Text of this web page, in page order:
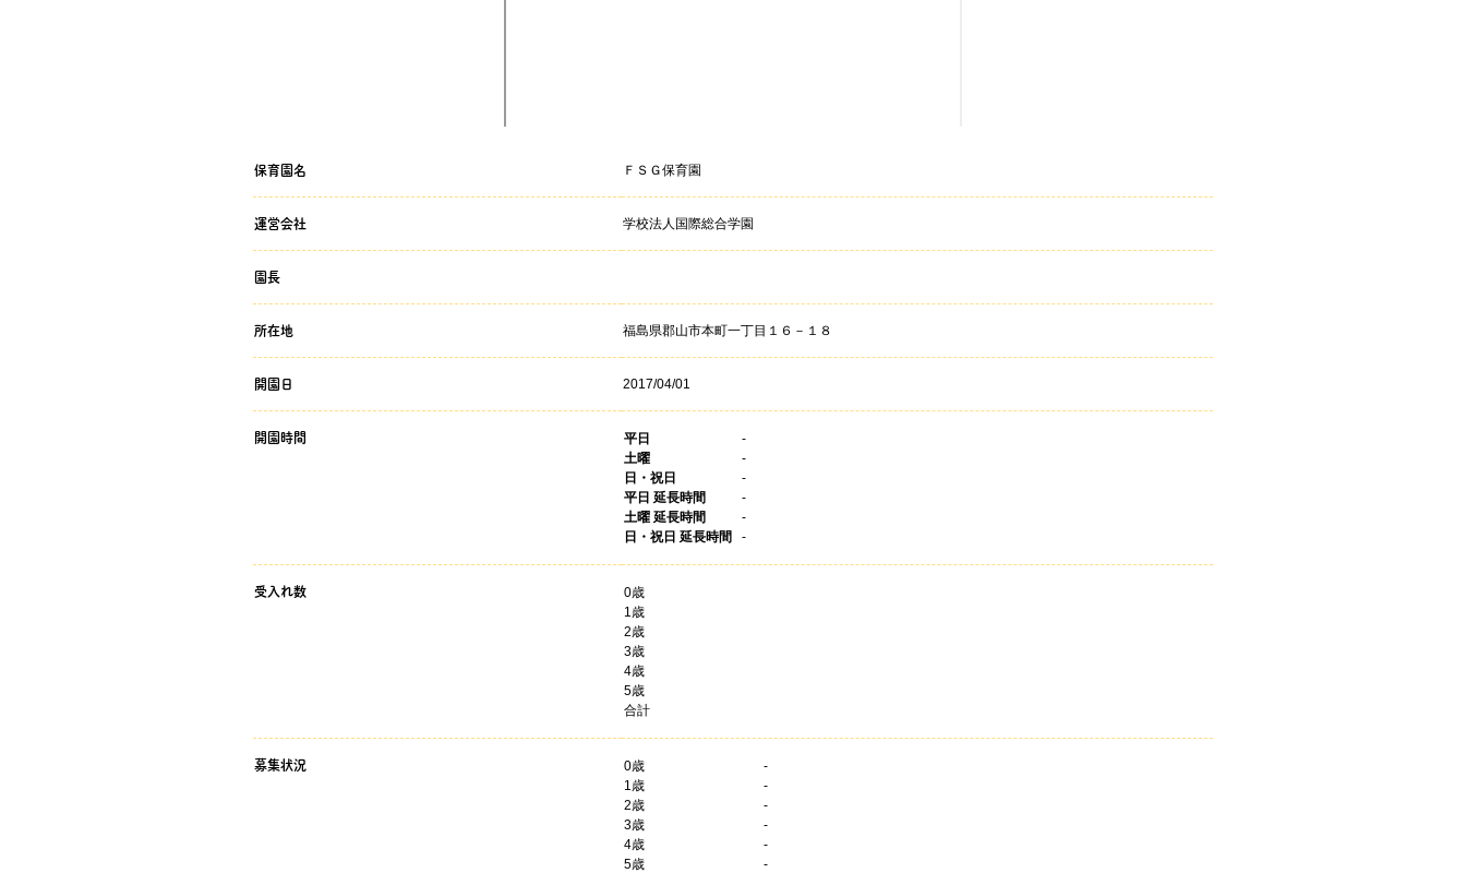
保育園名 ＦＳＧ保育園
運営会社 学校法人国際総合学園
園長
所在地 福島県郡山市本町一丁目１６－１８
開園日 2017/04/01
開園時間 平日
-
土曜
-
日・祝日
-
平日 延長時間
-
土曜 延長時間
-
日・祝日 延長時間
-
受入れ数
0歳
1歳
2歳
3歳
4歳
5歳
合計
募集状況 0歳
-
1歳
-
2歳
-
3歳
-
4歳
-
5歳 -